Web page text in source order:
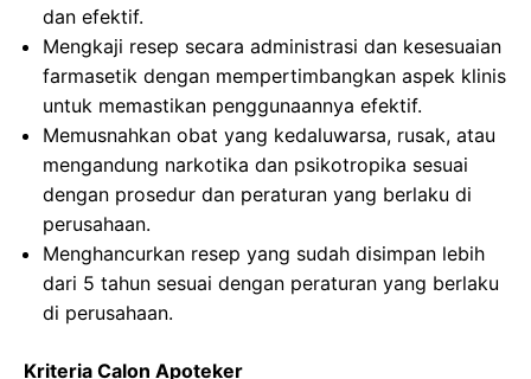
dan efektif.
Mengkaji resep secara administrasi dan kesesuaian
farmasetik dengan mempertimbangkan aspek klinis
untuk memastikan penggunaannya efektif.
Memusnahkan obat yang kedaluwarsa, rusak, atau
mengandung narkotika dan psikotropika sesuai
dengan prosedur dan peraturan yang berlaku di
perusahaan.
Menghancurkan resep yang sudah disimpan lebih
dari 5 tahun sesuai dengan peraturan yang berlaku
di perusahaan.
Kriteria Calon Apoteker